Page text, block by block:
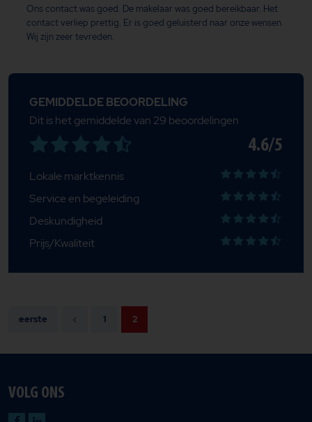
Ons contact was goed. De makelaar was goed bereikbaar. Het
contact verliep prettig. Er is goed geluisterd naar onze wensen.
Wij zijn zeer tevreden.
GEMIDDELDE BEOORDELING
Dit is het gemiddelde van 29 beoordelingen
4.6/5
Lokale marktkennis
Service en begeleiding
Deskundigheid
Prijs/Kwaliteit
eerste 1 2
VOLG ONS